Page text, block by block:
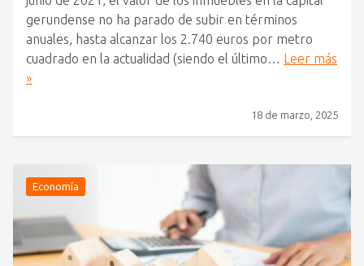
gerundense no ha parado de subir en términos
anuales, hasta alcanzar los 2.740 euros por metro
cuadrado en la actualidad (siendo el último… Leer más
»
18 de marzo, 2025
Economía